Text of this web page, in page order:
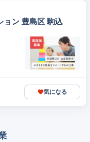
ョン 豊島区 駒込
気になる